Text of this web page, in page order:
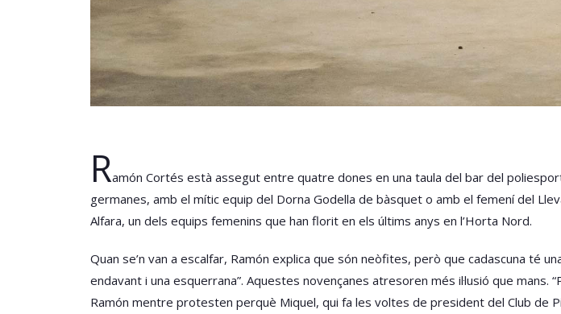
Ramón Cortés està assegut entre quatre dones en una taula del bar del
germanes, amb el mític equip del Dorna Godella de bàsquet o amb el femení del
Alfara, un dels equips femenins que han florit en els últims anys en l’Horta Nord.
Quan se’n van a escalfar, Ramón explica que són neòfites, però que cadascuna té
endavant i una esquerrana”. Aquestes novençanes atresoren més il·lusió que mans.
Ramón mentre protesten perquè Miquel, qui fa les voltes de president del Club de